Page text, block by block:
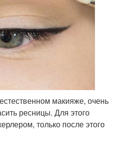
макияже, очень
ресницы. Для этого
только после этого